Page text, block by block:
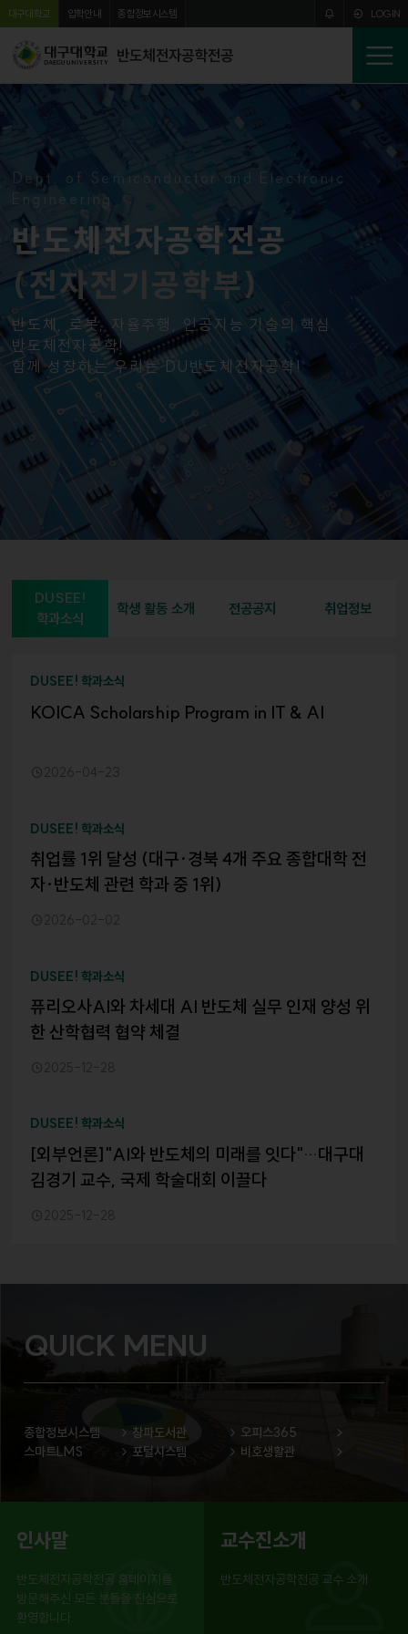
본문 바로가기
주메뉴 바로가기
대구대학교 입학안내 종합정보시스템 LOGIN
반도체전자공학전공
전
체
Dept. of Semiconductor and Electronic
Engineering
반도체전자공학전공
(전자전기공학부)
반도체, 로봇, 자율주행, 인공지능 기술의 핵심.
반도체전자공학!
함께 성장하는 우리는 DU반도체전자공학!
DUSEE!
학과소식
학생 활동 소개 전공공지 취업정보
DUSEE! 학과소식
KOICA Scholarship Program in IT & AI
2026-04-23
DUSEE! 학과소식
취업률 1위 달성 (대구·경북 4개 주요 종합대학 전
자·반도체 관련 학과 중 1위)
2026-02-02
DUSEE! 학과소식
퓨리오사AI와 차세대 AI 반도체 실무 인재 양성 위
한 산학협력 협약 체결
2025-12-28
DUSEE! 학과소식
[외부언론]"AI와 반도체의 미래를 잇다"…대구대
김경기 교수, 국제 학술대회 이끌다
2025-12-28
QUICK MENU
종합정보시스템 창파도서관
오피스365
스마트LMS
포털시스템 비호생활관
인사말
반도체전자공학전공 홈페이지를
방문해주신 모든 분들을 진심으로
환영합니다.
교수진소개
반도체전자공학전공 교수 소개